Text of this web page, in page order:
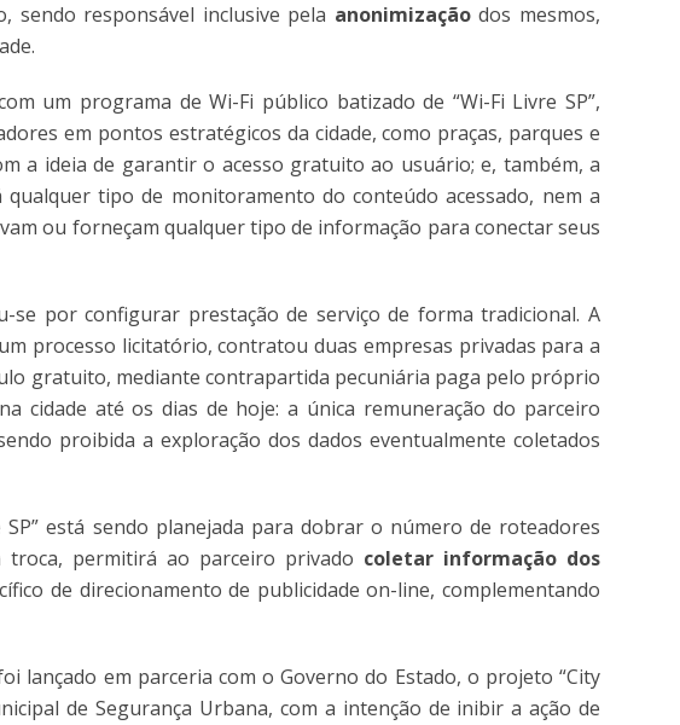
sendo responsável inclusive pela anonimizaçãodos mesmos,
um programa de Wi-Fi público batizado de “Wi-Fi Livre SP”,
em pontos estratégicos da cidade, como praças, parques e
a ideia de garantir o acesso gratuito ao usuário; e, também, a
tipo de monitoramento do conteúdo acessado, nem a
ou forneçam qualquer tipo de informação para conectar seus
se por configurar prestação de serviço de forma tradicional. A
processo licitatório, contratou duas empresas privadas para a
gratuito, mediante contrapartida pecuniária paga pelo próprio
cidade até os dias de hoje: a única remuneração do parceiro
proibida a exploração dos dados eventualmente coletados
está sendo planejada para dobrar o número de roteadores
troca, permitirá ao parceiro privado coletar informação dos
de direcionamento de publicidade on-line, complementando
lançado em parceria com o Governo do Estado, o projeto “City
de Segurança Urbana, com a intenção de inibir a ação de